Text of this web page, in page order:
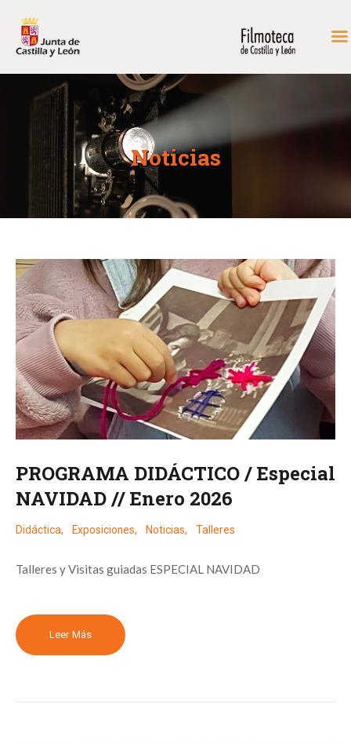
Noticias
INICIO
FONDOS DE CONSULTA
PROGRAMACIÓN
EXPOSICIONES
DIDÁCTICA
MÁS…
CONTACTAR
PROGRAMA DIDÁCTICO / Especial
NAVIDAD // Enero 2026
Didáctica, Exposiciones, Noticias, Talleres
Talleres y Visitas guiadas ESPECIAL NAVIDAD
Leer Más